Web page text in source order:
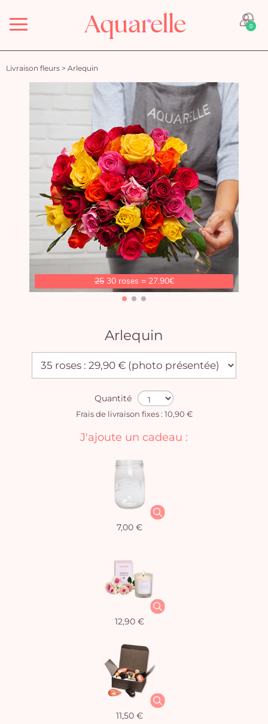
Menu 0
Livraison fleurs > Arlequin
2530 roses = 27.90€
Arlequin
Quantité
Frais de livraison fixes : 10,90 €
J'ajoute un cadeau :
7,00 €
12,90 €
11,50 €